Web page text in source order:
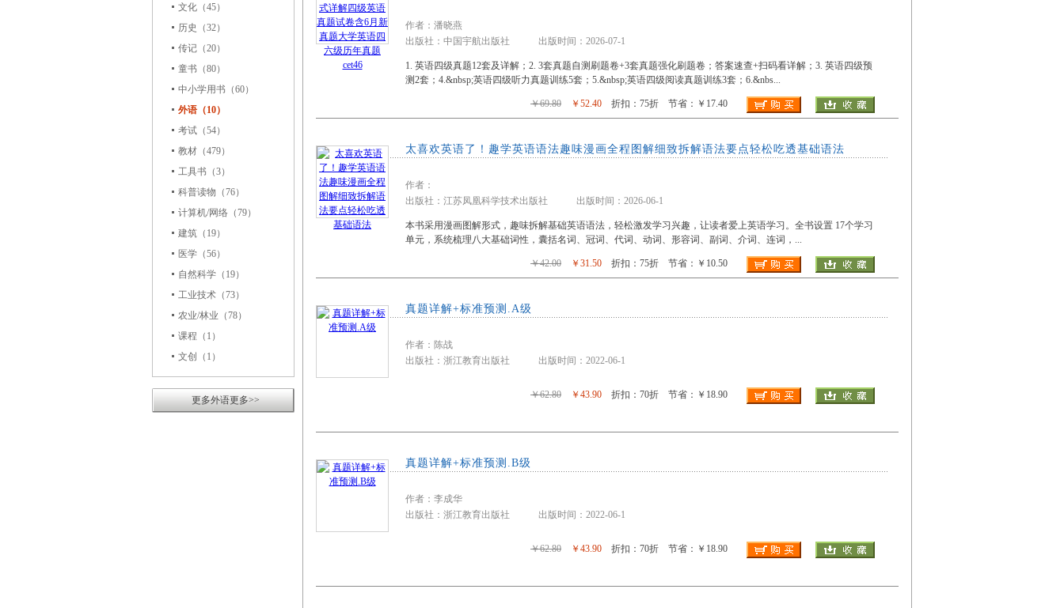
文化 （45）
历史
（32）
传记 （20）
童书 （80）
中小学用书 （60）
外语（10）
考试 （54）
教材 （479）
工具书 （3）
科普读物 （76）
计算机/网络 （79）
建筑 （19）
医学 （56）
自然科学 （19）
工业技术 （73）
农业/林业 （78）
课程 （1）
文创
（1）
更多外语更多>>
作者：潘晓燕
出版社：中国宇航出版社 出版时间：2026-07-1
1. 英语四级真题12套及详解；2. 3套真题自测刷题卷+3套真题强化刷题卷；答案速查+扫码看详解；3. 英语四级预
测2套；4.&nbsp;英语四级听力真题训练5套；5.&nbsp;英语四级阅读真题训练3套；6.&nbs...
￥69.80 ￥52.40 折扣：75折 节省：￥17.40
太喜欢英语了！趣学英语语法趣味漫画全程图解细致拆解语法要点轻松吃透基础语法
作者：
出版社：江苏凤凰科学技术出版社 出版时间：2026-06-1
本书采用漫画图解形式，趣味拆解基础英语语法，轻松激发学习兴趣，让读者爱上英语学习。全书设置 17个学习
单元，系统梳理八大基础词性，囊括名词、冠词、代词、动词、形容词、副词、介词、连词， ...
￥42.00 ￥31.50 折扣：75折 节省：￥10.50
真题详解+标准预测.A级
作者：陈战
出版社：浙江教育出版社 出版时间：2022-06-1
￥62.80 ￥43.90 折扣：70折 节省：￥18.90
真题详解+标准预测.B级
作者：李成华
出版社：浙江教育出版社 出版时间：2022-06-1
￥62.80 ￥43.90 折扣：70折 节省：￥18.90